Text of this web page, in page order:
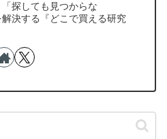
「探しても見つからな
決する『どこで買える研究